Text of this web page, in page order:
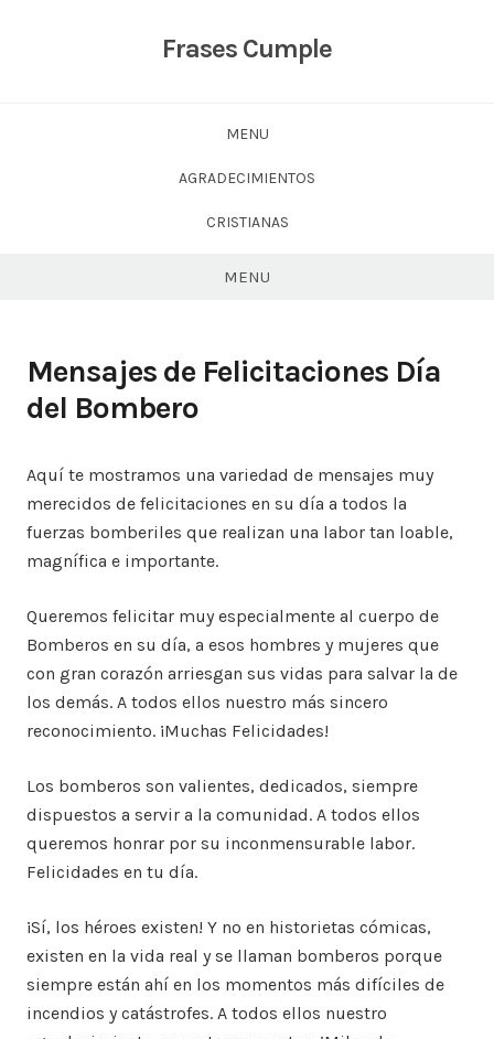
Frases Cumple
MENU
AGRADECIMIENTOS
CRISTIANAS
MENU
Mensajes de Felicitaciones Día
del Bombero
Aquí te mostramos una variedad de mensajes muy
merecidos de felicitaciones en su día a todos la
fuerzas bomberiles que realizan una labor tan loable,
magnífica e importante.
Queremos felicitar muy especialmente al cuerpo de
Bomberos en su día, a esos hombres y mujeres que
con gran corazón arriesgan sus vidas para salvar la de
los demás. A todos ellos nuestro más sincero
reconocimiento. ¡Muchas Felicidades!
Los bomberos son valientes, dedicados, siempre
dispuestos a servir a la comunidad. A todos ellos
queremos honrar por su inconmensurable labor.
Felicidades en tu día.
¡Sí, los héroes existen! Y no en historietas cómicas,
existen en la vida real y se llaman bomberos porque
siempre están ahí en los momentos más difíciles de
incendios y catástrofes. A todos ellos nuestro